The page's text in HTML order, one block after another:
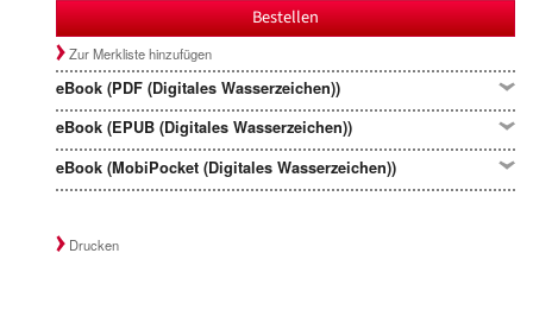
Bestellen
Zur Merkliste hinzufügen
eBook (PDF (Digitales Wasserzeichen))
eBook (EPUB (Digitales Wasserzeichen))
eBook (MobiPocket (Digitales Wasserzeichen))
Drucken